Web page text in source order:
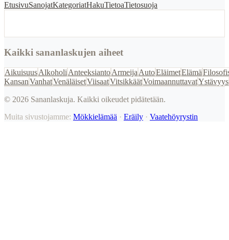
EtusivuSanojatKategoriatHakuTietoaTietosuoja
Kaikki sananlaskujen aiheet
AikuisuusAlkoholi AnteeksiantoArmeija AutoEläimetElämä
KansanVanhatVenäläisetViisaatVitsikkäätVoimaannuttavatYstävyys
© 2026 Sananlaskuja. Kaikki oikeudet pidätetään.
Muita sivustojamme: Mökkielämää · Eräily · Vaatehöyrystin